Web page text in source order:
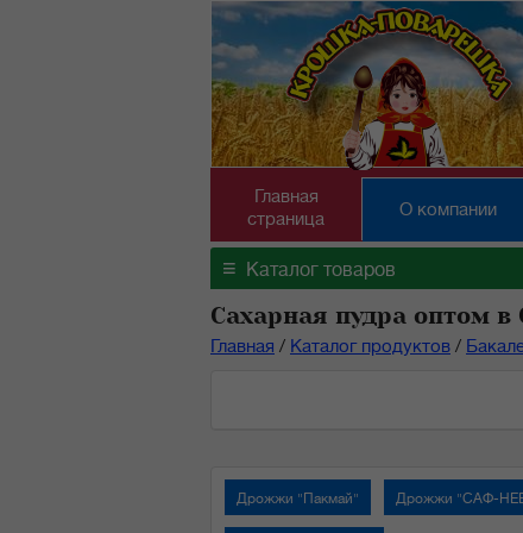
Главная
страница
О компании
≡ Каталог товаров
Сахарная пудра оптом в
Главная / Каталог продуктов /
Дрожжи "Пакмай" Дрожжи "САФ-